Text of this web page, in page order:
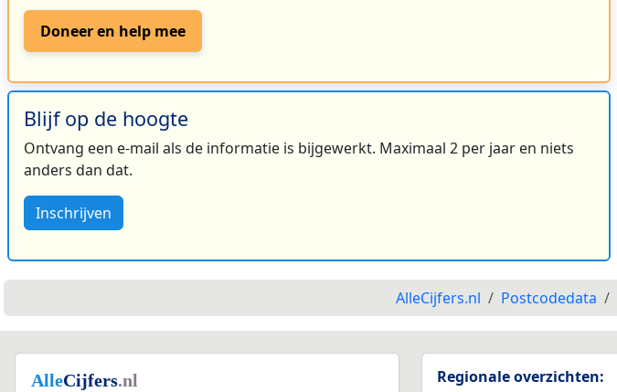
Doneer en help mee
Blijf op de hoogte
Ontvang een e-mail als de informatie is bijgewerkt. Maximaal 2 per jaar en niets
anders dan dat.
Inschrijven
AlleCijfers.nl Postcodedata
Regionale overzichten: